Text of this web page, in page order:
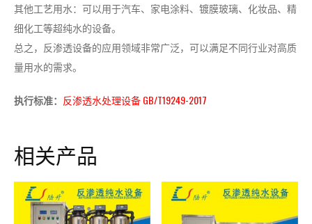
其他工艺用水：可以用于汽车、家电涂料、镀膜玻璃、化妆品、精
细化工等超纯水的设备。
总之，反渗透设备的应用领域非常广泛，可以满足不同行业对高质
量用水的需求。
执行标准： 反渗透水处理设备 GB/T19249-2017
相关产品